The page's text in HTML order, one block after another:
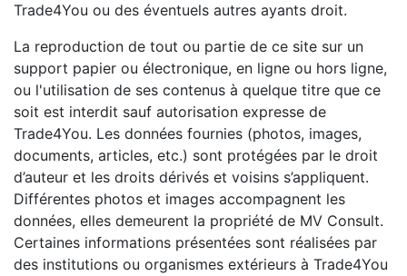
Trade4You ou des éventuels autres ayants droit.
La reproduction de tout ou partie de ce site sur un
support papier ou électronique, en ligne ou hors ligne,
ou l'utilisation de ses contenus à quelque titre que ce
soit est interdit sauf autorisation expresse de
Trade4You. Les données fournies (photos, images,
documents, articles, etc.) sont protégées par le droit
d’auteur et les droits dérivés et voisins s’appliquent.
Différentes photos et images accompagnent les
données, elles demeurent la propriété de MV Consult.
Certaines informations présentées sont réalisées par
des institutions ou organismes extérieurs à Trade4You